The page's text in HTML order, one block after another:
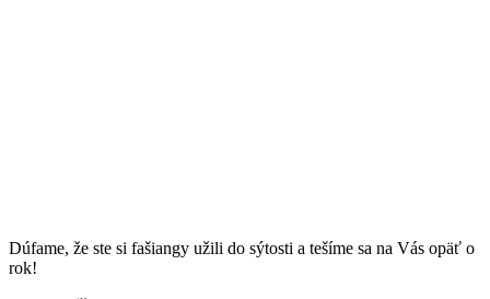
Dúfame, že ste si fašiangy užili do sýtosti a tešíme sa na Vás opäť o
rok!